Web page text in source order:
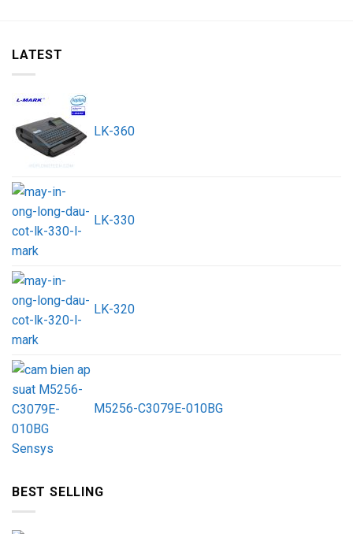
LATEST
LK-360
LK-330
LK-320
M5256-C3079E-010BG
BEST SELLING